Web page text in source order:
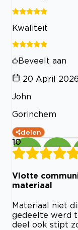
Kwaliteit
Beveelt aan
20 April 2026
John
Gorinchem
delen
10
Vlotte
materiaal
Materiaal niet
gedeelte werd
deel ook stipt